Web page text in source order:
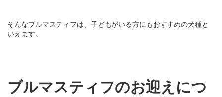
そんなブルマスティフは、子どもがいる方にもおすすめの犬種と
いえます。
ブルマスティフのお迎えにつ